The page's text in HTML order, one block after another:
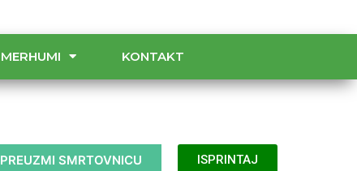
MERHUMI KONTAKT
PREUZMI SMRTOVNICU ISPRINTAJ